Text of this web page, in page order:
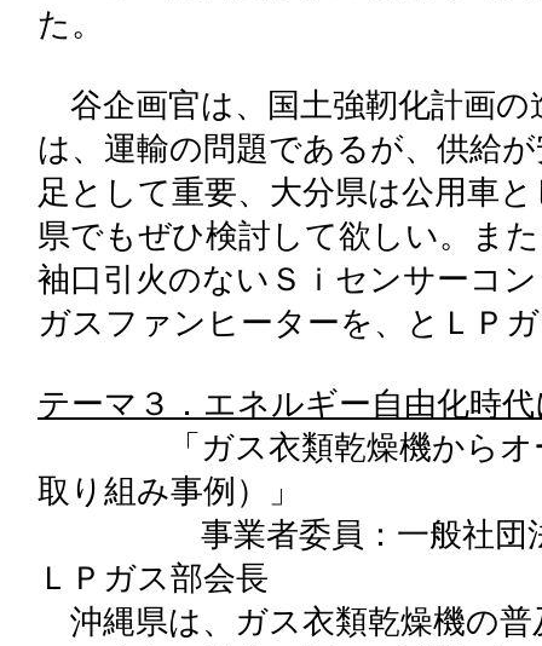
た。
谷企画官は、国土強靭化計画
は、運輸の問題であるが、供給
足として重要、大分県は公用車
県でもぜひ検討して欲しい。ま
袖口引火のないＳｉセンサーコ
ガスファンヒーターを、とＬＰ
テーマ３．エネルギー自由化時
「ガス衣類乾燥機からオー
取り組み事例）」
事業者委員：一般社団法人
ＬＰガス部会長
沖縄県は、ガス衣類乾燥機の